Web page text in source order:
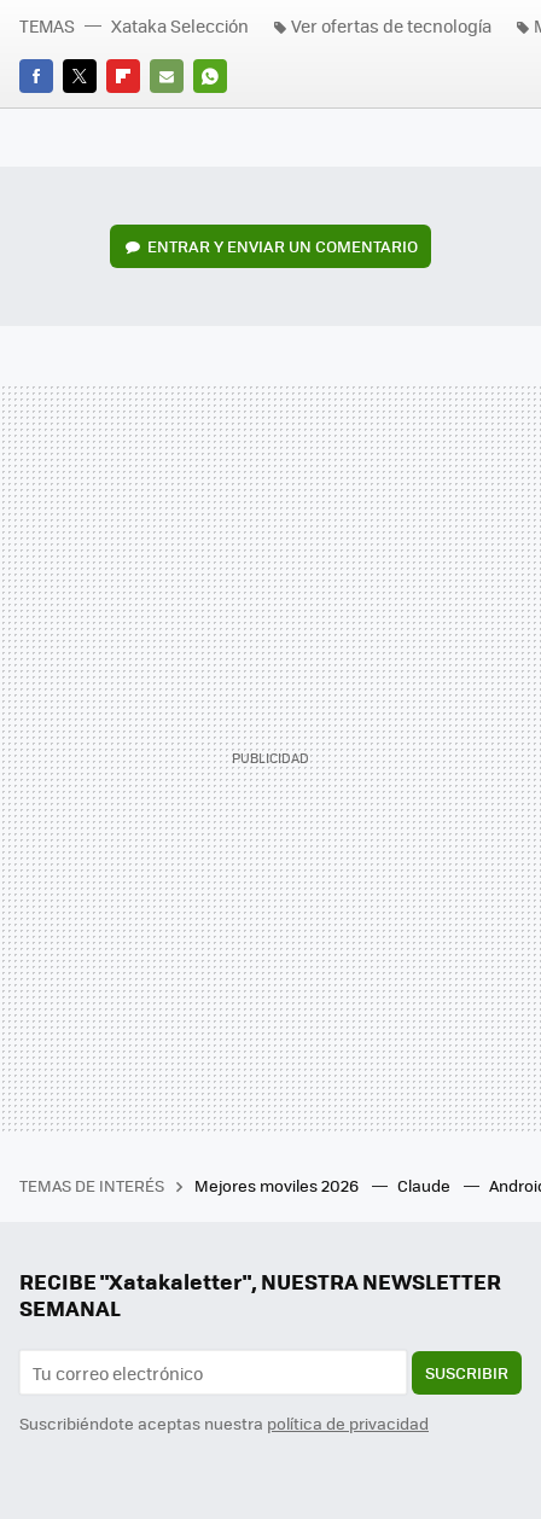
FACEBOOK
TWITTERFLIPBOARD
E-
WHATSAPP
TEMAS Xataka Selección Ver ofertas de tecnología
ENTRAR Y ENVIAR UN COMENTARIO
TEMAS DE INTERÉS Mejores moviles 2026 Claude
RECIBE "Xatakaletter", NUESTRA NEWSLETTER
SEMANAL
SUSCRIBIR
Suscribiéndote aceptas nuestra política de privacidad